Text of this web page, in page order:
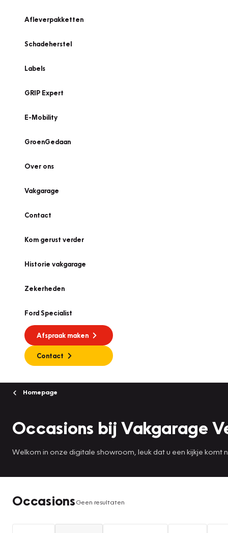
Afleverpakketten
Schadeherstel
Labels
GRIP Expert
E-Mobility
GroenGedaan
Over ons
Vakgarage
Contact
Kom gerust verder
Historie vakgarage
Zekerheden
Ford Specialist
Afspraak maken
Contact
Homepage
Occasions bij Vakgarage
Welkom in onze digitale showroom, leuk dat u een kijkje komt
OccasionsGeen resultaten